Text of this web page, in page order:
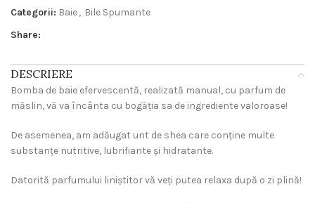
Categorii: Baie, Bile Spumante
Share:
DESCRIERE
Bomba de baie efervescentă, realizată manual, cu parfum de
măslin, vă va încânta cu bogăția sa de ingrediente valoroase!
De asemenea, am adăugat unt de shea care conține multe
substanțe nutritive, lubrifiante și hidratante.
Datorită parfumului liniștitor vă veți putea relaxa după o zi plină!